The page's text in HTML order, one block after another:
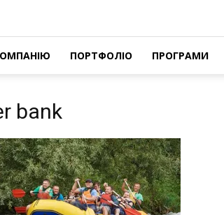
ПОРТФОЛІО ПРОГРАМИ
bank